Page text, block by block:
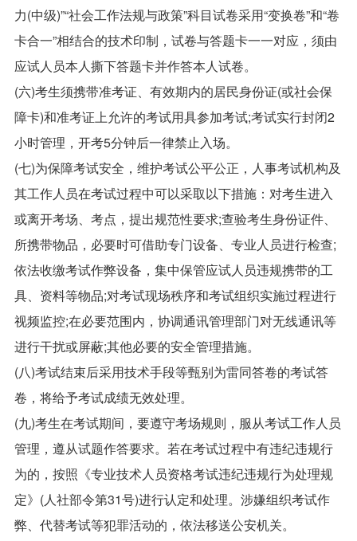
力(中级)”“社会工作法规与政策”科目试卷采用“变换卷”和“卷
卡合一”相结合的技术印制，试卷与答题卡一一对应，须由
应试人员本人撕下答题卡并作答本人试卷。
(六)考生须携带准考证、有效期内的居民身份证(或社会保
障卡)和准考证上允许的考试用具参加考试;考试实行封闭2
小时管理，开考5分钟后一律禁止入场。
(七)为保障考试安全，维护考试公平公正，人事考试机构及
其工作人员在考试过程中可以采取以下措施：对考生进入
或离开考场、考点，提出规范性要求;查验考生身份证件、
所携带物品，必要时可借助专门设备、专业人员进行检查;
依法收缴考试作弊设备，集中保管应试人员违规携带的工
具、资料等物品;对考试现场秩序和考试组织实施过程进行
视频监控;在必要范围内，协调通讯管理部门对无线通讯等
进行干扰或屏蔽;其他必要的安全管理措施。
(八)考试结束后采用技术手段等甄别为雷同答卷的考试答
卷，将给予考试成绩无效处理。
(九)考生在考试期间，要遵守考场规则，服从考试工作人员
管理，遵从试题作答要求。若在考试过程中有违纪违规行
为的，按照《专业技术人员资格考试违纪违规行为处理规
定》(人社部令第31号)进行认定和处理。涉嫌组织考试作
弊、代替考试等犯罪活动的，依法移送公安机关。